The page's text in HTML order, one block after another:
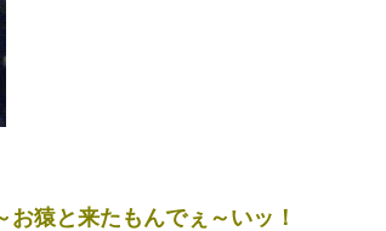
猿と来たもんでぇ～いッ！